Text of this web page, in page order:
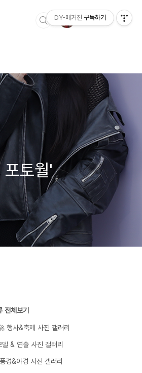
토월'
전체보기
행사&축제 사진 갤러리
델 & 연출 사진 갤러리
경&야경 사진 갤러리
DY-매거진 구독하기